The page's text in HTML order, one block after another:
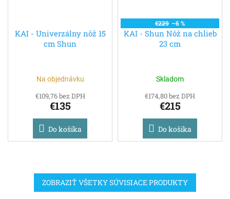
KAI - Univerzálny nôž 15
cm Shun
Na objednávku
€109,76 bez DPH
€135
Do košíka
€229 –6 %
KAI - Shun Nôž na chlieb
23 cm
Skladom
€174,80 bez DPH
€215
Do košíka
ZOBRAZIŤ VŠETKY SÚVISIACE PRODUKTY